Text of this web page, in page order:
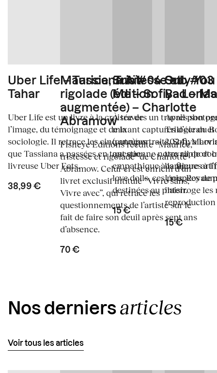
Uber Life – Tassiana Aït-
Tahar
Uber Life est un livre à la croisée de
l’image, du témoignage et de la
sociologie. Il retrace les cinq années
que Tassiana a passées en tant que
livreuse Uber Eats.
38,99 €
Maurice, Tristesse et
rigolade (édition
augmentée) – Charlotte
Abramow
Fisheye Éditions réédite “Maurice,
tristesse et rigolade” de Charlotte
Abramow. Celui-ci est enrichi d’un
livret exclusif intitulé “Vivre sans,
Vivre avec”, qui retrace les
questionnements de l’artiste sur le
fait de faire son deuil après sept ans
d’absence.
70 €
Sub #04 Only
Me – Sofiya
À travers un travail
mixant captures d’écran et
(auto)portraits, Sofiya
questionne notre rapport
empathique à la figure
love dolls, ces poupées de
destinées au plaisir.
15 €
Sub #03
Bad –
Après son
Trilogie du
2024),
travail de
banlieues à
Unis,
interroge les
reproduction
15 €
Nos derniers articles
Voir tous les articles